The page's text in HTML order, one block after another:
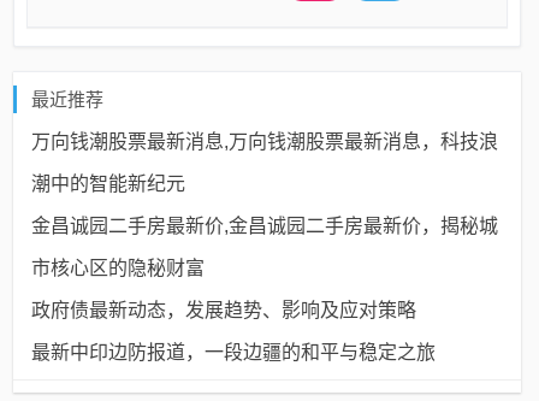
最近推荐
万向钱潮股票最新消息,万向钱潮股票最新消息，科技浪
潮中的智能新纪元
金昌诚园二手房最新价,金昌诚园二手房最新价，揭秘城
市核心区的隐秘财富
政府债最新动态，发展趋势、影响及应对策略
最新中印边防报道，一段边疆的和平与稳定之旅